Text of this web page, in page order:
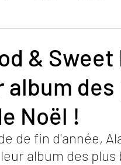
& Sweet
des
Noël !
de fin d'année,
album des plus